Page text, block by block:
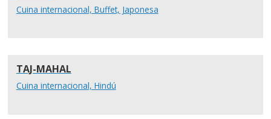
Cuina internacional, Buffet, Japonesa
TAJ-MAHAL
Cuina internacional, Hindú